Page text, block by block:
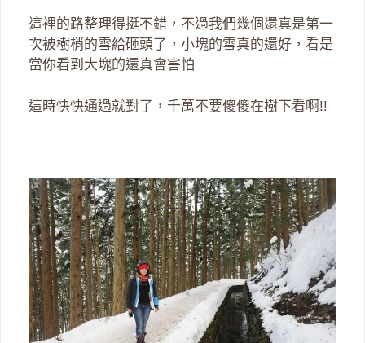
這裡的路整理得挺不錯，不過我們幾個還真是第一
次被樹梢的雪給砸頭了，小塊的雪真的還好，看是
當你看到大塊的還真會害怕
這時快快通過就對了，千萬不要傻傻在樹下看啊!!